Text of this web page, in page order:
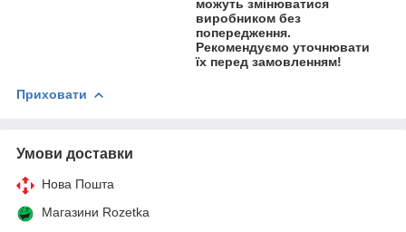
можуть змінюватися
виробником без
попередження.
Рекомендуємо уточнювати
їх перед замовленням!
Приховати
Умови доставки
Нова Пошта
Магазини Rozetka